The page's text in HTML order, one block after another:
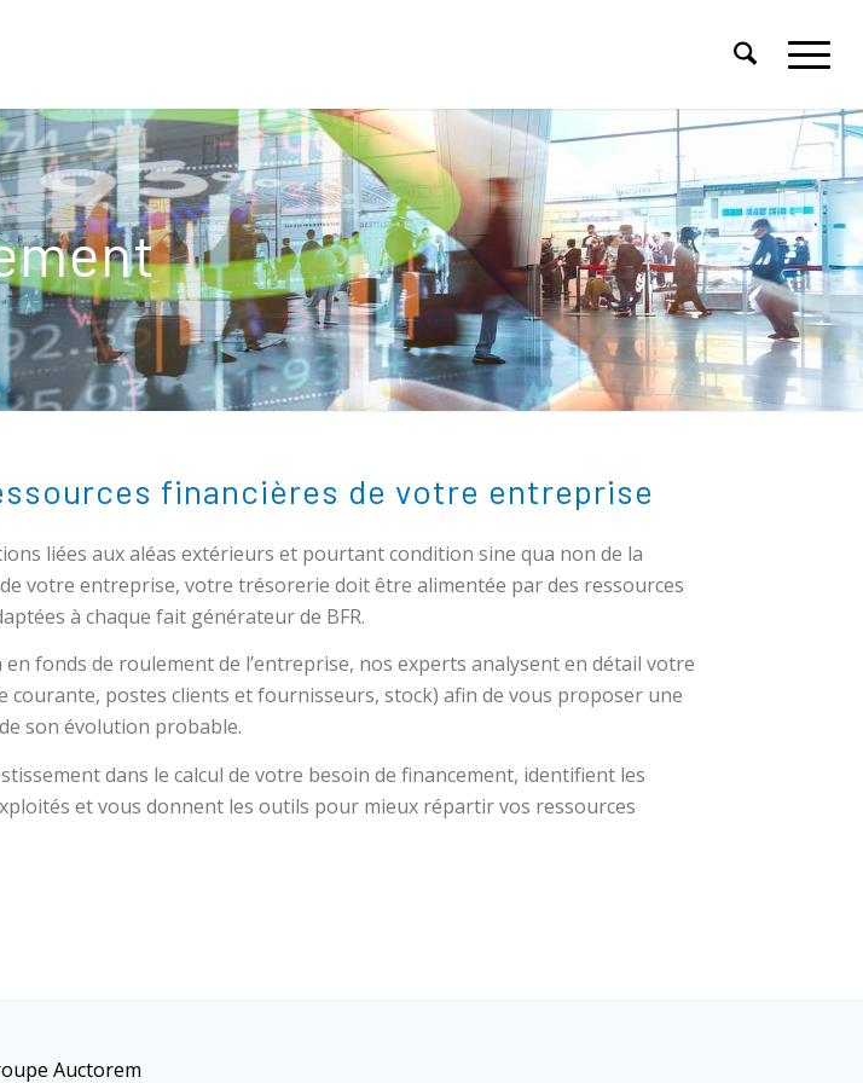
financières de votre entreprise
liées aux aléas extérieurs et pourtant condition sine qua non de la
votre entreprise, votre trésorerie doit être alimentée par des ressources
à chaque fait générateur de BFR.
en fonds de roulement de l’entreprise, nos experts analysent en détail votre
courante, postes clients et fournisseurs, stock) afin de vous proposer une
son évolution probable.
dans le calcul de votre besoin de financement, identifient les
et vous donnent les outils pour mieux répartir vos ressources